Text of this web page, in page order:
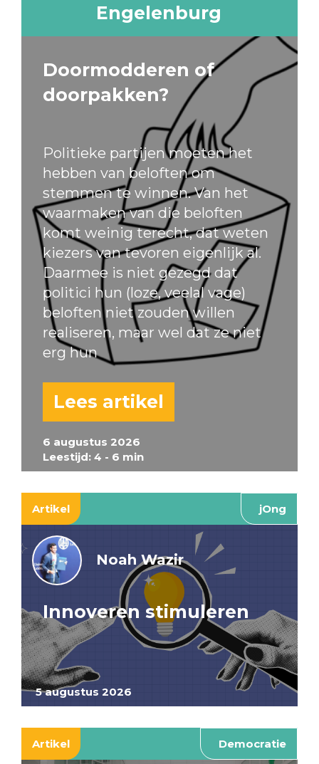
6 augustus 2026
Leestijd: 4 - 6 min
Engelenburg
Doormodderen of
doorpakken?
Politieke partijen moeten het
hebben van beloften om
stemmen te winnen. Van het
waarmaken van die beloften
komt weinig terecht, dat weten
kiezers van tevoren eigenlijk al.
Daarmee is niet gezegd dat
politici hun (loze, veelal vage)
beloften niet zouden willen
realiseren, maar wel dat ze niet
erg hun
Lees artikel
Artikel jOng
5 augustus 2026
Noah Wazir
Innoveren stimuleren
Artikel Democratie